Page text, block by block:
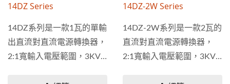
14DZ Series
14DZ系列是一款1瓦的單輸
出直流對直流電源轉換器，
2:1寬輸入電壓範圍，3KV
14DZ-2W Series
14DZ-2W系列是一款2瓦的
直流對直流電源轉換器，
2:1寬輸入電壓範圍，3KV